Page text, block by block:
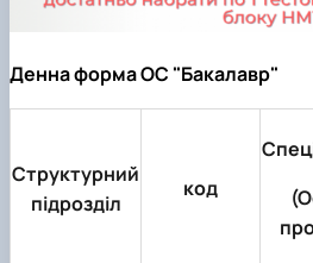
Денна форма ОС "Бакалавр"
Структурний
підрозділ
код